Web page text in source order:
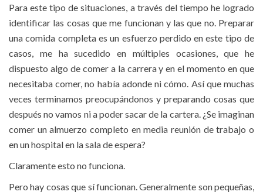
Para este tipo de situaciones, a través del tiempo he logrado
identificar las cosas que me funcionan y las que no. Preparar
una comida completa es un esfuerzo perdido en este tipo de
casos, me ha sucedido en múltiples ocasiones, que he
dispuesto algo de comer a la carrera y en el momento en que
necesitaba comer, no había adonde ni cómo. Así que muchas
veces terminamos preocupándonos y preparando cosas que
después no vamos ni a poder sacar de la cartera. ¿Se imaginan
comer un almuerzo completo en media reunión de trabajo o
en un hospital en la sala de espera?
Claramente esto no funciona.
Pero hay cosas que sí funcionan. Generalmente son pequeñas,